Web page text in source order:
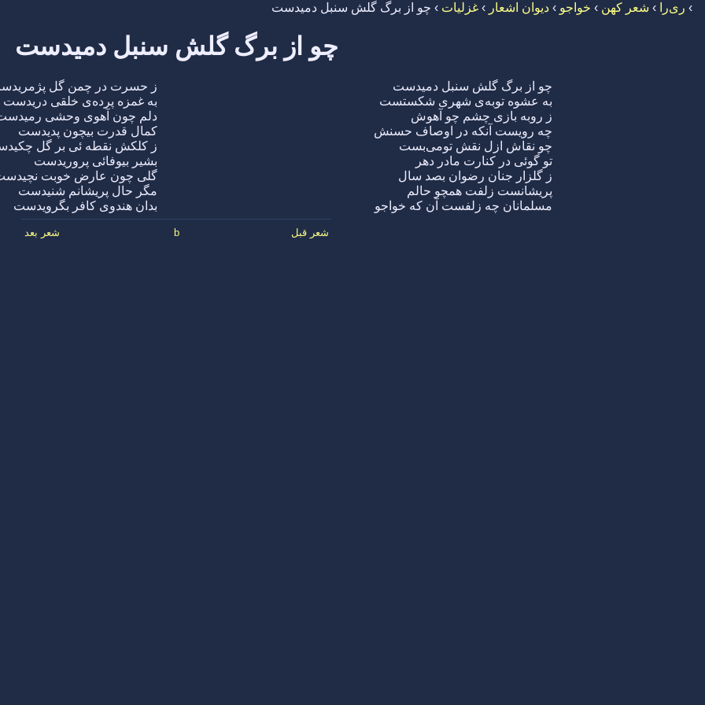
› ری‌را › شعر کهن › خواجو › دیوان اشعار › غزلیات › چو از برگ گلش سنبل دمیدست
چو از برگ گلش سنبل دمیدست
چو از برگ گلش سنبل دمیدست
ز حسرت در چمن گل
به عشوه توبه‌ی شهری شکستست
به غمزه پرده‌ی خلقی دریدست
ز روبه بازی چشم چو آهوش
دلم چون آهوی وحشی
چه رویست آنکه در اوصاف حسنش
کمال قدرت بیچون پدیدست
چو نقاش ازل نقش تومی‌بست
ز کلکش نقطه ئی بر گل
تو گوئی در کنارت مادر دهر
بشیر بیوفائی پروریدست
ز گلزار جنان رضوان بصد سال
گلی چون عارض خوبت
پریشانست زلفت همچو حالم
مگر حال پریشانم شنیدست
مسلمانان چه زلفست آن که خواجو
بدان هندوی کافر بگرویدست
شعر قبل b شعر بعد